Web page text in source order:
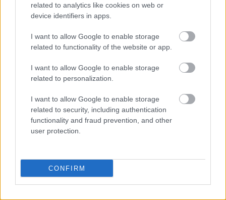
related to analytics like cookies on web or
device identifiers in apps.
I want to allow Google to enable storage
related to functionality of the website or app.
I want to allow Google to enable storage
related to personalization.
I want to allow Google to enable storage
related to security, including authentication
functionality and fraud prevention, and other
user protection.
CONFIRM
Ngukus cangkir tea herbal sareng chamomile, mint,
sareng jahé dina méja kai dina setting dapur anu
nyaman.
Klik atanapi ketok gambar kanggo inpormasi lengkep
sareng résolusi anu langkung luhur.
Mangpaat Hidrasi tina Teh
Entéh mangrupikeun cara anu saé pikeun tetep
terhidrasi tanpa nambihan kalori. Entéh sering teu
dipaliré mangpaatna pikeun kaséhatan, sapertos